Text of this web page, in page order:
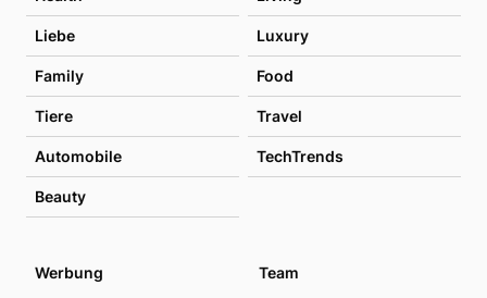
Liebe Luxury
Family Food
Tiere Travel
Automobile TechTrends
Beauty
Werbung Team